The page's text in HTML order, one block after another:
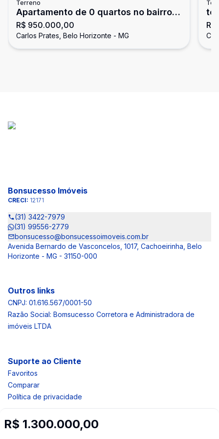
Terreno
Apartamento de 0 quartos no bairro
Carlos Prates
R$ 950.000,00
Carlos Prates, Belo Horizonte - MG
R$ 1.300.000,00
Bonsucesso Imóveis
CRECI: 12171
(31) 3422-7979
(31) 99556-2779
bonsucesso@bonsucessoimoveis.com.br
Avenida Bernardo de Vasconcelos, 1017, Cachoeirinha, Belo
Horizonte - MG - 31150-000
Outros links
CNPJ: 01.616.567/0001-50
Razão Social: Bomsucesso Corretora e Administradora de
imóveis LTDA
Suporte ao Cliente
Favoritos
Comparar
Política de privacidade